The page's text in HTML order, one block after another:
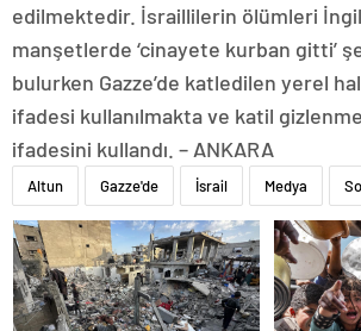
edilmektedir. İsraillilerin ölümleri
manşetlerde ‘cinayete kurban gitti’
bulurken Gazze’de katledilen yerel
ifadesi kullanılmakta ve katil
ifadesini kullandı. – ANKARA
Altun Gazze'de İsrail Medya